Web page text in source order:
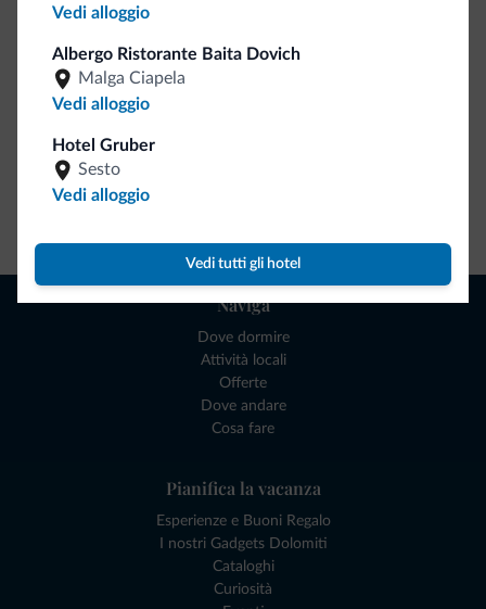
Vedi alloggio
Albergo Ristorante Baita Dovich
Malga Ciapela
Vedi alloggio
Hotel Gruber
Sesto
Vedi alloggio
Vedi tutti gli hotel
Dolomiti.it!
Naviga
Dove dormire
Attività locali
Offerte
Dove andare
Cosa fare
Pianifica la vacanza
Esperienze e Buoni Regalo
I nostri Gadgets Dolomiti
Cataloghi
Curiosità